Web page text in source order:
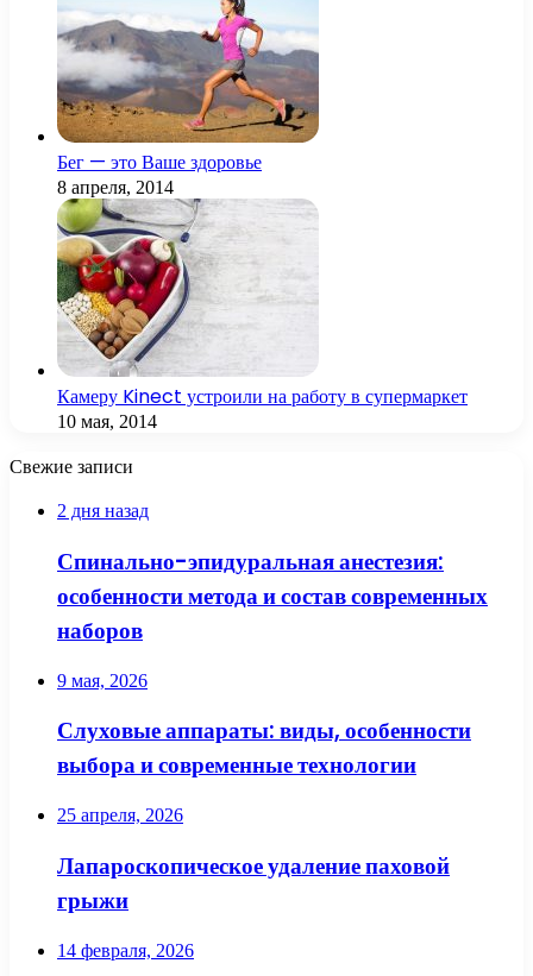
Бег — это Ваше здоровье
8 апреля, 2014
Камеру Kinect устроили на работу в супермаркет
10 мая, 2014
Свежие записи
2 дня назад
Спинально-эпидуральная анестезия:
особенности метода и состав современных
наборов
9 мая, 2026
Слуховые аппараты: виды, особенности
выбора и современные технологии
25 апреля, 2026
Лапароскопическое удаление паховой
грыжи
14 февраля, 2026